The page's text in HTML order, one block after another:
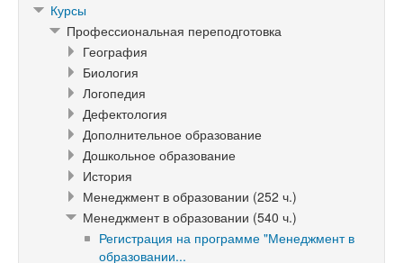
Курсы
Профессиональная переподготовка
География
Биология
Логопедия
Дефектология
Дополнительное образование
Дошкольное образование
История
Менеджмент в образовании (252 ч.)
Менеджмент в образовании (540 ч.)
Регистрация на программе "Менеджмент в
образовании...